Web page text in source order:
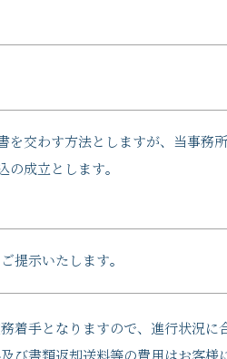
を交わす方法としますが、当事務
成立とします。
提示いたします。
着手となりますので、進行状況
び書類返却送料等の費用はお客